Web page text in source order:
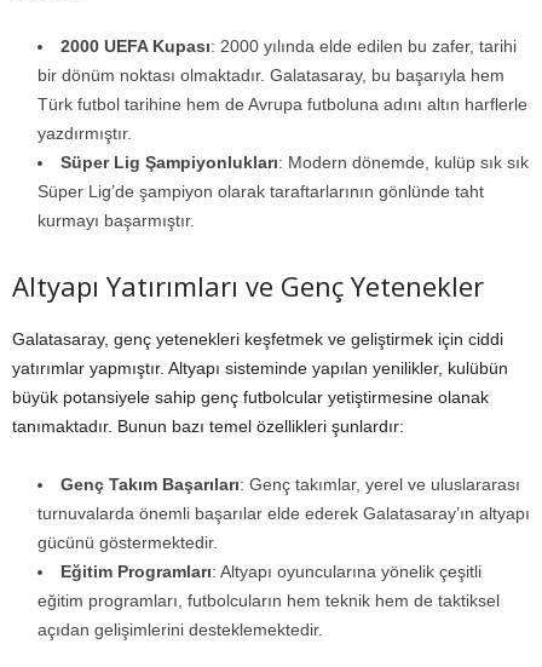
2000 UEFA Kupası: 2000 yılında elde edilen bu zafer, tarihi
bir dönüm noktası olmaktadır. Galatasaray, bu başarıyla hem
Türk futbol tarihine hem de Avrupa futboluna adını altın harflerle
yazdırmıştır.
Süper Lig Şampiyonlukları: Modern dönemde, kulüp sık sık
Süper Lig’de şampiyon olarak taraftarlarının gönlünde taht
kurmayı başarmıştır.
Altyapı Yatırımları ve Genç Yetenekler
Galatasaray, genç yetenekleri keşfetmek ve geliştirmek için ciddi
yatırımlar yapmıştır. Altyapı sisteminde yapılan yenilikler, kulübün
büyük potansiyele sahip genç futbolcular yetiştirmesine olanak
tanımaktadır. Bunun bazı temel özellikleri şunlardır:
Genç Takım Başarıları: Genç takımlar, yerel ve uluslararası
turnuvalarda önemli başarılar elde ederek Galatasaray’ın altyapı
gücünü göstermektedir.
Eğitim Programları: Altyapı oyuncularına yönelik çeşitli
eğitim programları, futbolcuların hem teknik hem de taktiksel
açıdan gelişimlerini desteklemektedir.